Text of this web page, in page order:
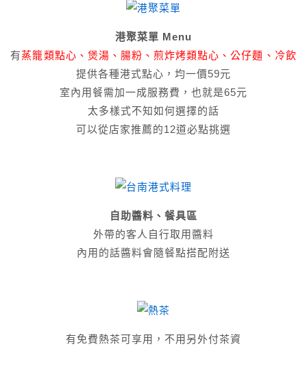
港聚菜單 Menu
有蒸籠類點心、煲湯、腸粉、煎炸烤類點心、公仔麵、冷飲
提供各種港式點心，均一價59元
室內用餐需加一成服務費，也就是65元
太多樣式不知如何選擇的話
可以從店家推薦的12道必點挑選
自助醬料、餐具區
外帶的客人自行取用醬料
內用的話醬料會隨餐點搭配附送
有免費熱茶可享用，不用另外付茶資